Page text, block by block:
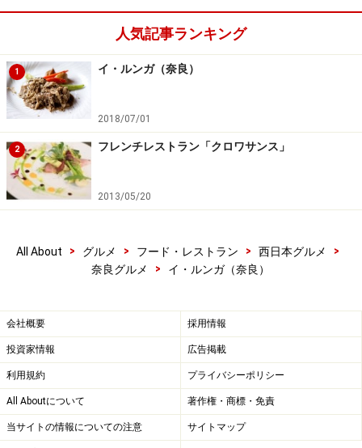
●デザート各種。（4P目）
●「イ・ルンガ」の魅力（5P目）
次のページでは
※記事内容は執筆時点のものです。最新の内容をご確認くださ
い。
※メニューや料金などのデータは、取材時または記事公開時点で
の内容です。
人気記事ランキング
1 イ・ルンガ（奈良）
2018/07/01
2 フレンチレストラン「クロワサンス」
2013/05/20
All About > グルメ > フード・レストラン > 西日本グルメ
>
奈良グルメ
> イ・ルンガ（奈良）
会社概要 採用情報
投資家情報 広告掲載
利用規約 プライバシーポリシー
All Aboutについて 著作権・商標・免責
当サイトの情報についての注意 サイトマップ